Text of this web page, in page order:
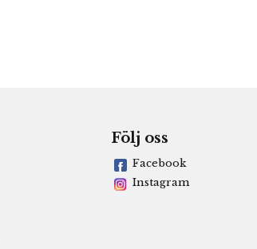
Följ oss
Facebook
Instagram